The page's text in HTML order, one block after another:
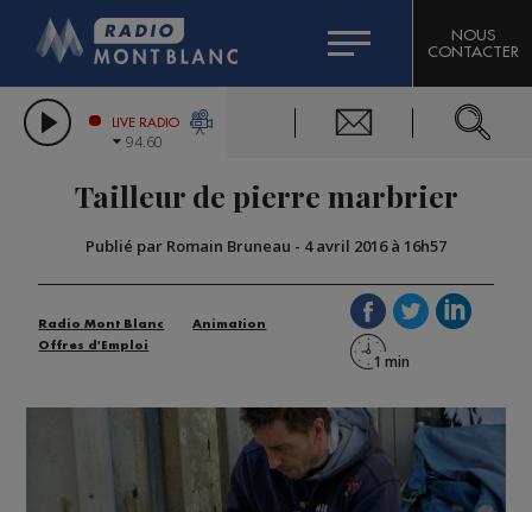
LES CHRONIQUES DE L'EXPERT
CITIZEN MACHINERY
GRAND MASSIF DOMAINES SKIABLES
BIGARD
COMPAGNIE DU MONT-BLANC
NOUS
CONTACTER
LIVE RADIO
94.60
Tailleur de pierre marbrier
Publié par Romain Bruneau - 4 avril 2016 à 16h57
Radio Mont Blanc
Animation
Offres d'Emploi